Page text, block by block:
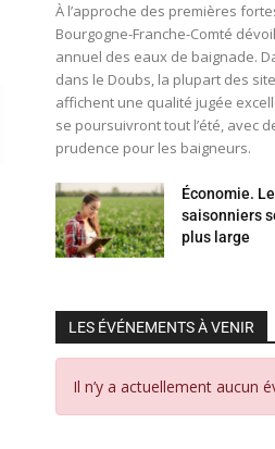
À l’approche des premières
Bourgogne-Franche-Comté
annuel des eaux de baignade.
dans le Doubs, la plupart des
affichent une qualité jugée
se poursuivront tout l’été, avec
prudence pour les baigneurs.
Économie.
saisonniers
plus large
LES ÉVÉNEMENTS À VENIR
Il n’y a actuellement aucun